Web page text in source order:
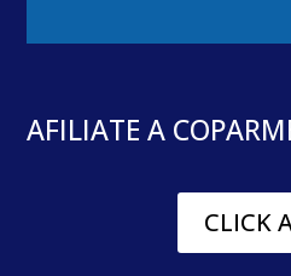
AFILIATE A
CLICK